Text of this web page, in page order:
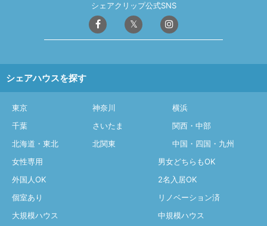
シェアクリップ公式SNS
シェアハウスを探す
東京 神奈川
横浜
千葉
さいたま
関西・中部
北海道・東北
北関東
中国・四国・九州
女性専用
男女どちらもOK
外国人OK
2名入居OK
個室あり
リノベーション済
大規模ハウス
中規模ハウス